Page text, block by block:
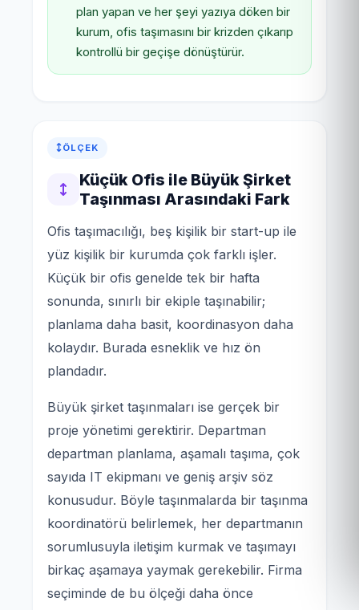
plan yapan ve her şeyi yazıya döken bir
kurum, ofis taşımasını bir krizden çıkarıp
kontrollü bir geçişe dönüştürür.
ÖLÇEK
Küçük Ofis ile Büyük Şirket
Taşınması Arasındaki Fark
Ofis taşımacılığı, beş kişilik bir start-up ile
yüz kişilik bir kurumda çok farklı işler.
Küçük bir ofis genelde tek bir hafta
sonunda, sınırlı bir ekiple taşınabilir;
planlama daha basit, koordinasyon daha
kolaydır. Burada esneklik ve hız ön
plandadır.
Büyük şirket taşınmaları ise gerçek bir
proje yönetimi gerektirir. Departman
departman planlama, aşamalı taşıma, çok
sayıda IT ekipmanı ve geniş arşiv söz
konusudur. Böyle taşınmalarda bir taşınma
koordinatörü belirlemek, her departmanın
sorumlusuyla iletişim kurmak ve taşımayı
birkaç aşamaya yaymak gerekebilir. Firma
seçiminde de bu ölçeği daha önce